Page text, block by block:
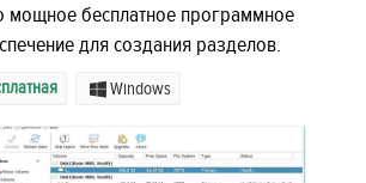
мощное бесплатное программное
для создания разделов.
Windows